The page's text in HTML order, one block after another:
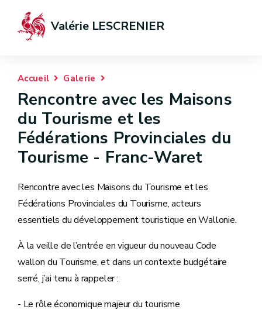
Valérie LESCRENIER
Accueil Galerie
Rencontre avec les Maisons
du Tourisme et les
Fédérations Provinciales du
Tourisme - Franc-Waret
Rencontre avec les Maisons du Tourisme et les
Fédérations Provinciales du Tourisme, acteurs
essentiels du développement touristique en Wallonie.
À la veille de l’entrée en vigueur du nouveau Code
wallon du Tourisme, et dans un contexte budgétaire
serré, j’ai tenu à rappeler :
- Le rôle économique majeur du tourisme